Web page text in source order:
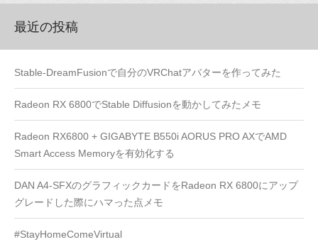
最近の投稿
Stable-DreamFusionで自分のVRChatアバターを作ってみた
Radeon RX 6800でStable Diffusionを動かしてみたメモ
Radeon RX6800 + GIGABYTE B550i AORUS PRO AXでAMD
Smart Access Memoryを有効化する
DAN A4-SFXのグラフィックカードをRadeon RX 6800にアップ
グレードした際にハマった点メモ
#StayHomeComeVirtual